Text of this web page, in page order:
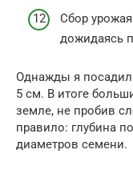
Сбор
дожидаясь
Однажды я посадил
5 см. В итоге
земле, не пробив
правило: глубина
диаметров семени.